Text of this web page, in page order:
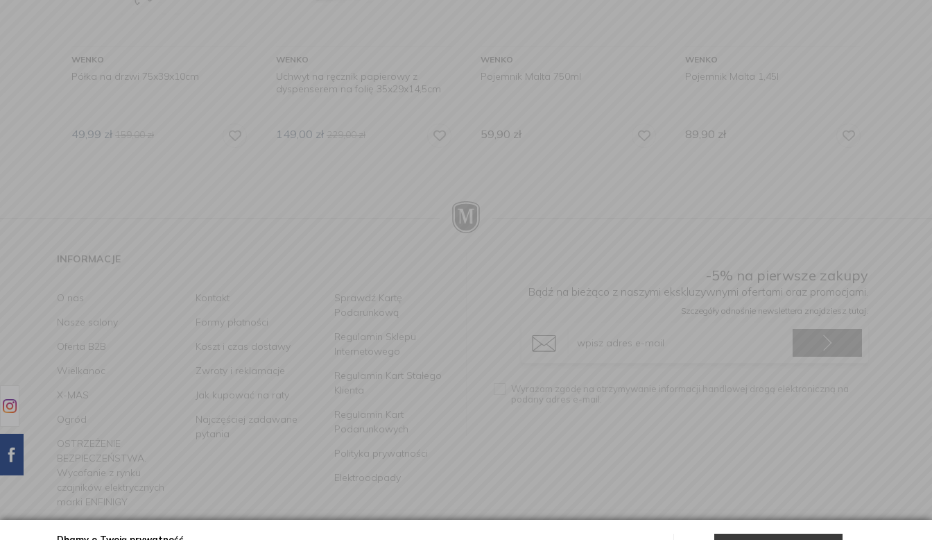
WENKO
Półka na drzwi 75x39x10cm
49,99 zł 159,00zł
WENKO
Uchwyt na ręcznik papierowy z
dyspenserem na folię 35x29x14,5cm
149,00 zł 229,00zł
WENKO
Pojemnik Malta 750ml
59,90 zł
WENKO
Pojemnik Malta 1,45l
89,90 zł
-5% na pierwsze zakupy
Bądź na bieżąco z naszymi ekskluzywnymi ofertami oraz promocjami.
Szczegóły odnośnie newslettera znajdziesz tutaj.
Wyrażam zgodę na otrzymywanie informacji handlowej drogą elektroniczną na
podany adres e-mail.
INFORMACJE
O nas
Nasze salony
Oferta B2B
Wielkanoc
X-MAS
Ogród
OSTRZEŻENIE
BEZPIECZEŃSTWA.
Wycofanie z rynku
czajników elektrycznych
marki ENFINIGY
Kontakt
Formy płatności
Koszt i czas dostawy
Zwroty i reklamacje
Jak kupować na raty
Najczęściej zadawane
pytania
Sprawdź Kartę
Podarunkową
Regulamin Sklepu
Internetowego
Regulamin Kart Stałego
Klienta
Regulamin Kart
Podarunkowych
Polityka prywatności
Elektroodpady